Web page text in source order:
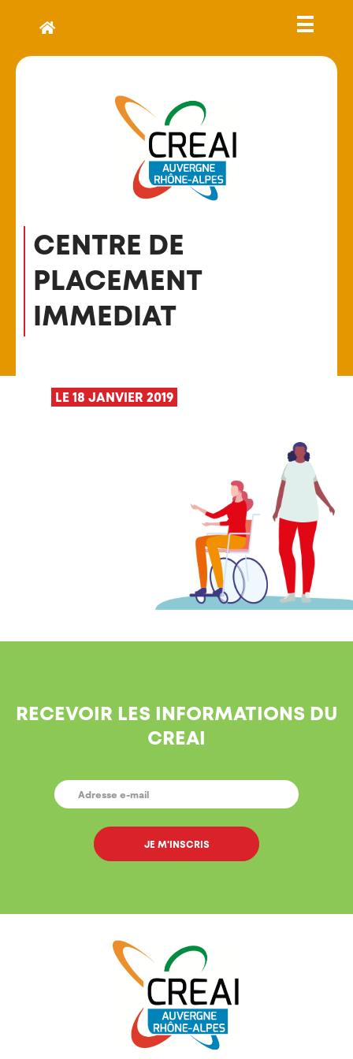
CENTRE DE
PLACEMENT
IMMEDIAT
LE 18 JANVIER 2019
RECEVOIR LES INFORMATIONS DU
CREAI
E-
MAIL *